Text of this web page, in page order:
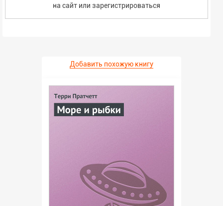
на сайт или зарегистрироваться
Добавить похожую книгу